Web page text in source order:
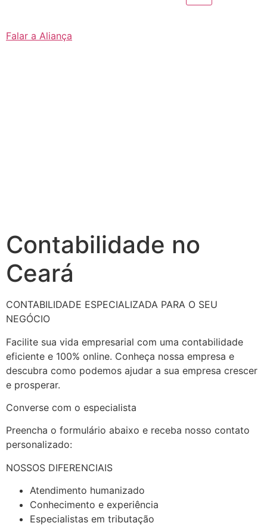
Falar a Aliança
Contabilidade no
Ceará
CONTABILIDADE ESPECIALIZADA PARA O SEU
NEGÓCIO
Facilite sua vida empresarial com uma contabilidade
eficiente e 100% online. Conheça nossa empresa e
descubra como podemos ajudar a sua empresa crescer
e prosperar.
Converse com o especialista
Preencha o formulário abaixo e receba nosso contato
personalizado:
NOSSOS DIFERENCIAIS
Atendimento humanizado
Conhecimento e experiência
Especialistas em tributação